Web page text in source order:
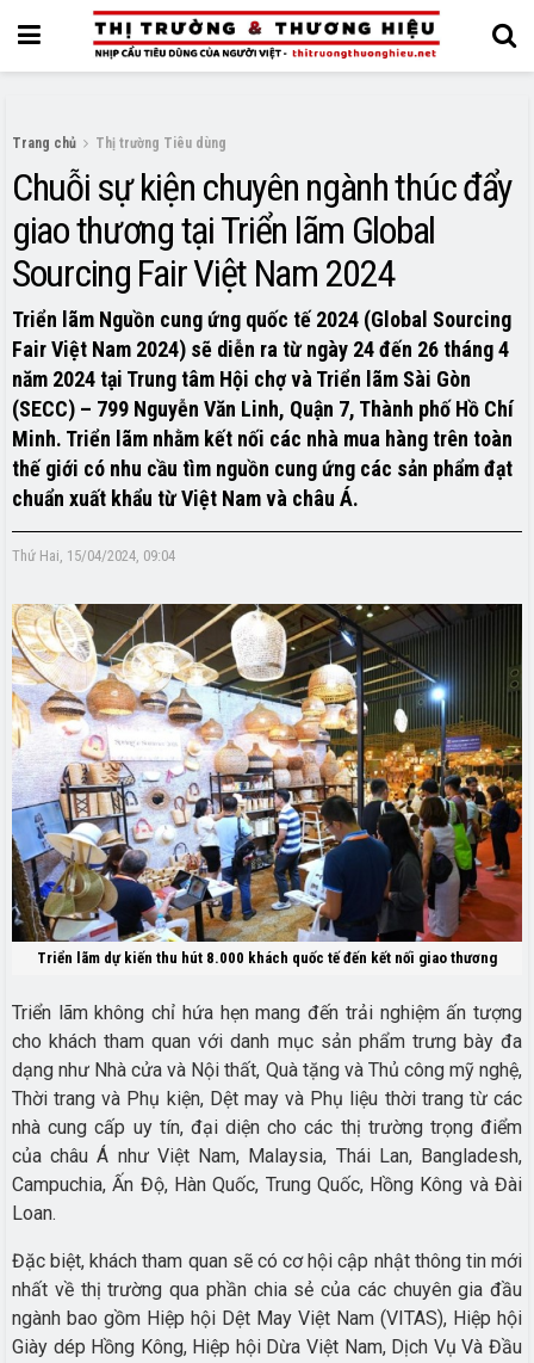
Trang chủ Thị trường Tiêu dùng
Chuỗi sự kiện chuyên ngành thúc đẩy
giao thương tại Triển lãm Global
Sourcing Fair Việt Nam 2024
Triển lãm Nguồn cung ứng quốc tế 2024 (Global Sourcing
Fair Việt Nam 2024) sẽ diễn ra từ ngày 24 đến 26 tháng 4
năm 2024 tại Trung tâm Hội chợ và Triển lãm Sài Gòn
(SECC) – 799 Nguyễn Văn Linh, Quận 7, Thành phố Hồ Chí
Minh. Triển lãm nhằm kết nối các nhà mua hàng trên toàn
thế giới có nhu cầu tìm nguồn cung ứng các sản phẩm đạt
chuẩn xuất khẩu từ Việt Nam và châu Á.
Thứ Hai, 15/04/2024, 09:04
Triển lãm dự kiến thu hút 8.000 khách quốc tế đến kết nối giao thương
Triển lãm không chỉ hứa hẹn mang đến trải nghiệm ấn tượng
cho khách tham quan với danh mục sản phẩm trưng bày đa
dạng như Nhà cửa và Nội thất, Quà tặng và Thủ công mỹ nghệ,
Thời trang và Phụ kiện, Dệt may và Phụ liệu thời trang từ các
nhà cung cấp uy tín, đại diện cho các thị trường trọng điểm
của châu Á như Việt Nam, Malaysia, Thái Lan, Bangladesh,
Campuchia, Ấn Độ, Hàn Quốc, Trung Quốc, Hồng Kông và Đài
Loan.
Đặc biệt, khách tham quan sẽ có cơ hội cập nhật thông tin mới
nhất về thị trường qua phần chia sẻ của các chuyên gia đầu
ngành bao gồm Hiệp hội Dệt May Việt Nam (VITAS), Hiệp hội
Giày dép Hồng Kông, Hiệp hội Dừa Việt Nam, Dịch Vụ Và Đầu